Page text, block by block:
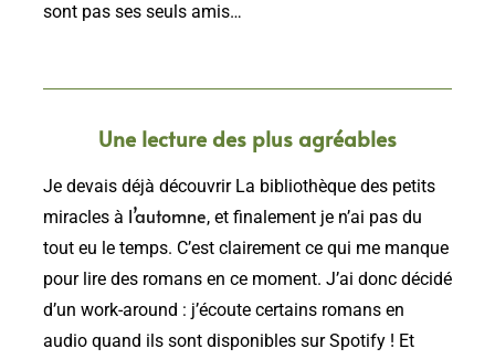
sont pas ses seuls amis…
Une lecture des plus agréables
Je devais déjà découvrir La bibliothèque des petits
miracles à l’automne, et finalement je n’ai pas du
tout eu le temps. C’est clairement ce qui me manque
pour lire des romans en ce moment. J’ai donc décidé
d’un work-around : j’écoute certains romans en
audio quand ils sont disponibles sur Spotify ! Et